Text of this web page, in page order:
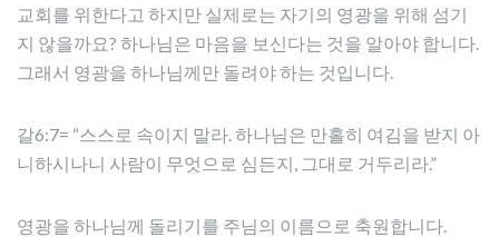
교회를 위한다고 하지만 실제로는 자기의 영광을 위해 섬기
지 않을까요? 하나님은 마음을 보신다는 것을 알아야 합니다.
그래서 영광을 하나님께만 돌려야 하는 것입니다.
갈6:7= “스스로 속이지 말라. 하나님은 만홀히 여김을 받지 아
니하시나니 사람이 무엇으로 심든지, 그대로 거두리라.”
영광을 하나님께 돌리기를 주님의 이름으로 축원합니다.